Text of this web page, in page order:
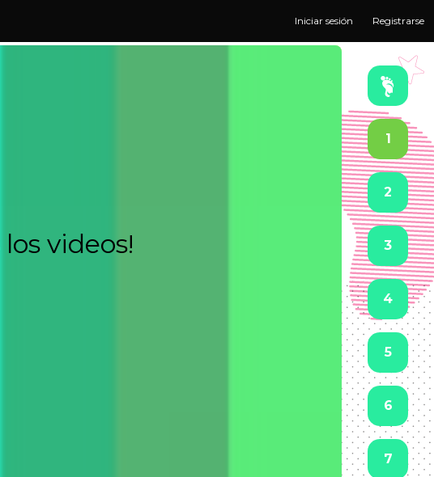
Iniciar sesión Registrarse
los videos!
1
2
3
4
5
6
7